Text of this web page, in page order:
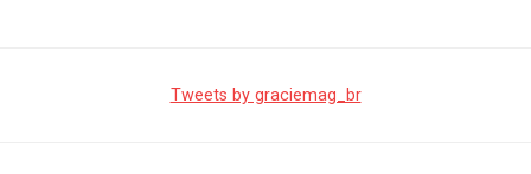
Tweets by graciemag_br